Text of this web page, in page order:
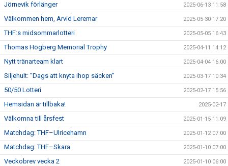
Jörnevik förlänger 2025-06-13 11:58
Välkommen hem, Arvid Leremar 2025-05-30 17:20
THF:s midsommarlotteri 2025-05-05 16:43
Thomas Högberg Memorial Trophy 2025-04-11 14:12
Nytt tränarteam klart 2025-04-04 16:00
Siljehult: ”Dags att knyta ihop säcken” 2025-03-17 10:34
50/50 Lotteri 2025-02-17 15:56
Hemsidan är tillbaka! 2025-02-17
Välkomna till årsfest 2025-01-15 11:09
Matchdag: THF–Ulricehamn 2025-01-12 07:00
Matchdag: THF–Skara 2025-01-10 07:00
Veckobrev vecka 2 2025-01-10 06:00